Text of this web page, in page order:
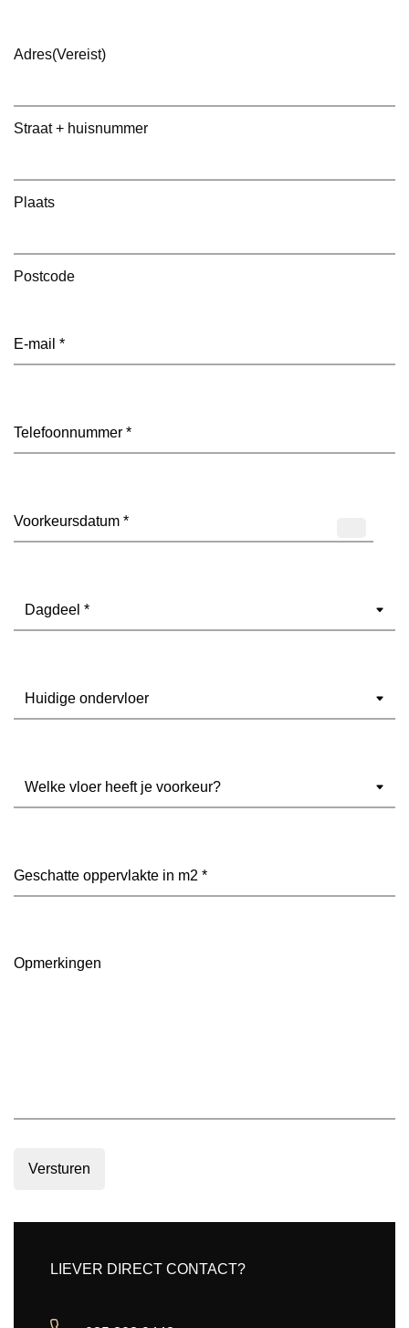
Adres(Vereist)
Straat + huisnummer
Plaats
Postcode
E-
Telefoon
Datum (Vereist)
Dagdeel (Vereist)
Ondervloer (Vereist)
Welke
Geschatte
Opmerkingen
Versturen
LIEVER DIRECT CONTACT?